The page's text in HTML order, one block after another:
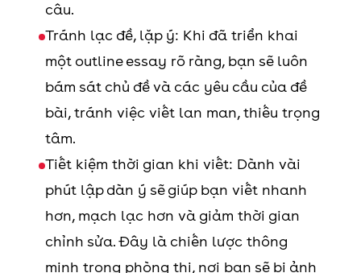
câu.
Tránh lạc đề, lặp ý: Khi đã triển khai
một outline essay rõ ràng, bạn sẽ luôn
bám sát chủ đề và các yêu cầu của đề
bài, tránh việc viết lan man, thiếu trọng
tâm.
Tiết kiệm thời gian khi viết: Dành vài
phút lập dàn ý sẽ giúp bạn viết nhanh
hơn, mạch lạc hơn và giảm thời gian
chỉnh sửa. Đây là chiến lược thông
minh trong phòng thi, nơi bạn sẽ bị ảnh